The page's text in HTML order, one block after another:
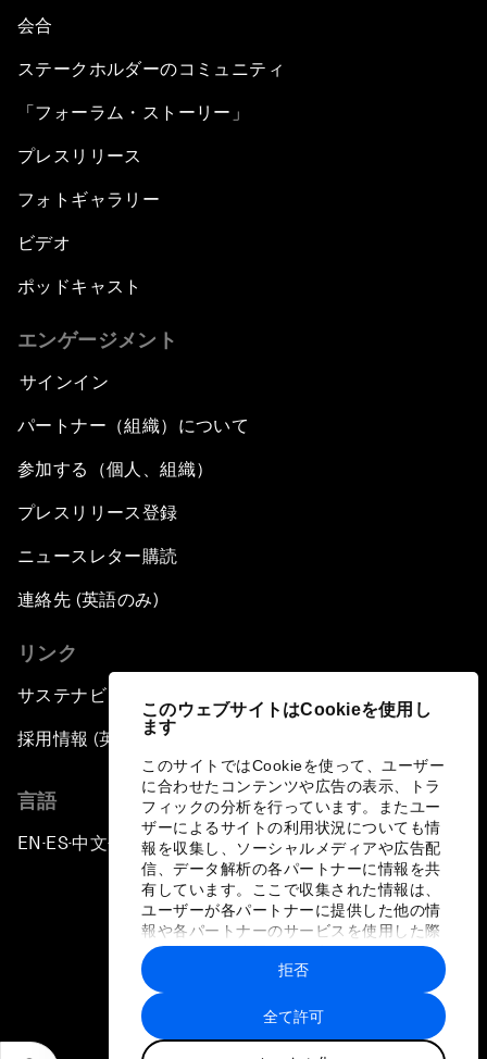
このウェブサイトはCookieを使用し
ます
このサイトではCookieを使って、ユーザー
に合わせたコンテンツや広告の表示、トラ
フィックの分析を行っています。またユー
ザーによるサイトの利用状況についても情
報を収集し、ソーシャルメディアや広告配
信、データ解析の各パートナーに情報を共
有しています。ここで収集された情報は、
ユーザーが各パートナーに提供した他の情
報や各パートナーのサービスを使用した際
に収集された情報と組み合わされ、各パー
トナーによって使用されることがありま
す。
全て許可
拒否
会合
ステークホルダーのコミュニティ
「フォーラム・ストーリー」
プレスリリース
フォトギャラリー
ビデオ
ポッドキャスト
エンゲージメント
サインイン
パートナー（組織）について
参加する（個人、組織）
プレスリリース登録
ニュースレター購読
連絡先 (英語のみ)
リンク
サステナビリティへの取り組み
採用情報 (英語のみ)
言語
EN ▪ES▪中文▪ 日本語
プライバシーポリシーと利用規約
サイトマップ